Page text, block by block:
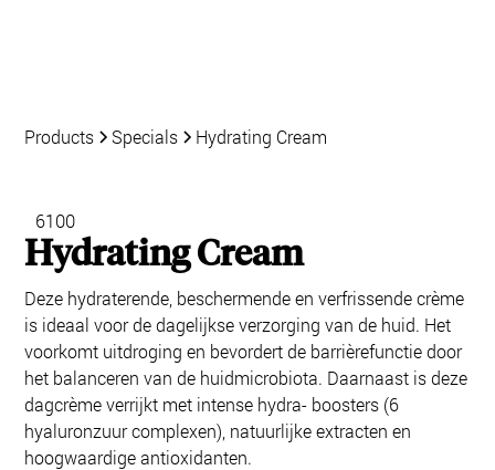
Products Specials Hydrating Cream
6100
Hydrating Cream
Deze hydraterende, beschermende en verfrissende crème
is ideaal voor de dagelijkse verzorging van de huid. Het
voorkomt uitdroging en bevordert de barrièrefunctie door
het balanceren van de huidmicrobiota. Daarnaast is deze
dagcrème verrijkt met intense hydra- boosters (6
hyaluronzuur complexen), natuurlijke extracten en
hoogwaardige antioxidanten.